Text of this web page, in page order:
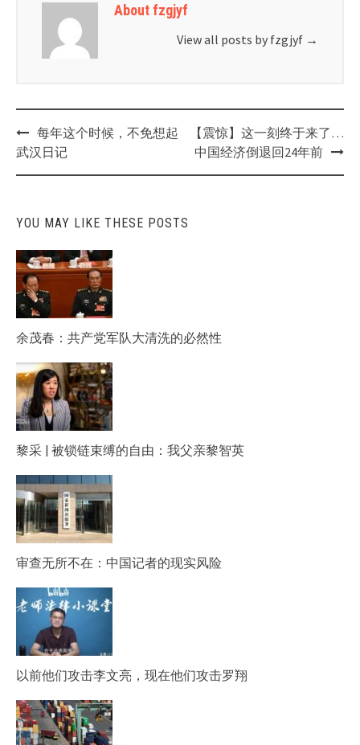
About fzgjyf
View all posts by fzgjyf →
Post
navigation
每年这个时候，不免想起
武汉日记
【震惊】这一刻终于来了…
中国经济倒退回24年前
YOU MAY LIKE THESE POSTS
余茂春：共产党军队大清洗的必然性
黎采 | 被锁链束缚的自由：我父亲黎智英
审查无所不在：中国记者的现实风险
以前他们攻击李文亮，现在他们攻击罗翔